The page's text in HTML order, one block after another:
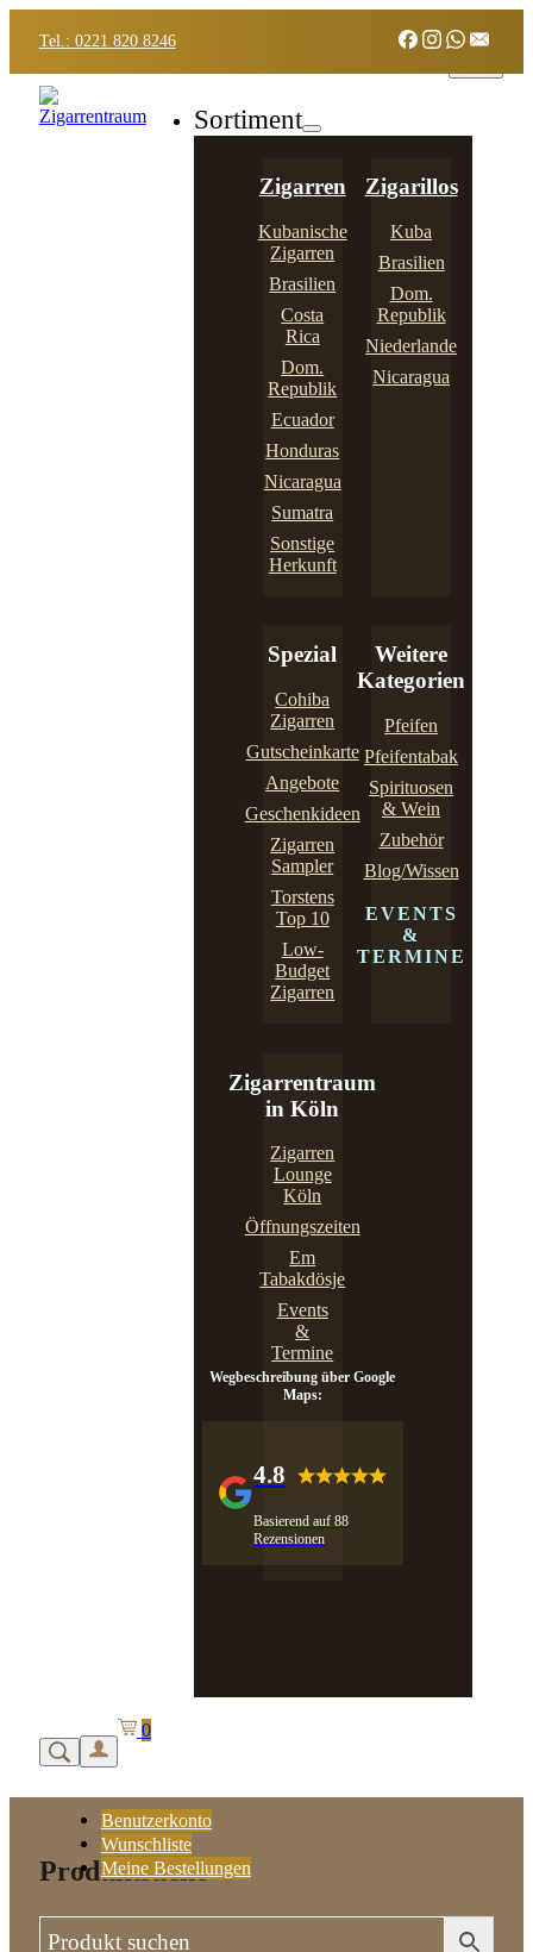
Tel.: 0221 820 8246
Sortiment
Zigarren
Kubanische
Zigarren
Brasilien
Costa
Rica
Dom.
Republik
Ecuador
Honduras
Nicaragua
Sumatra
Sonstige
Herkunft
Zigarillos
Kuba
Brasilien
Dom.
Republik
Niederlande
Nicaragua
Spezial
Cohiba
Zigarren
Gutscheinkarte
Angebote
Geschenkideen
Zigarren
Sampler
Torstens
Top 10
Low-
Budget
Zigarren
Weitere
Kategorien
Pfeifen
Pfeifentabak
Spirituosen
& Wein
Zubehör
Blog/Wissen
EVENTS
&
TERMINE
Zigarrentraum
in Köln
Zigarren
Lounge
Köln
Öffnungszeiten
Em
Tabakdösje
Events
&
Termine
Wegbeschreibung über Google
Maps:
4.8
Basierend auf 88
Rezensionen
Benutzerkonto
Wunschliste
Meine Bestellungen
0
Produktsuche